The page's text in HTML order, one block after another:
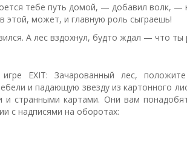
тебе путь домой, — добавил волк, —
этой, может, и главную роль сыграешь!
А лес вздохнул, будто ждал — что
EXIT: Зачарованный лес, п
и падающую звезду из картонного
и странными картами. Они вам
с надписями на оборотах: